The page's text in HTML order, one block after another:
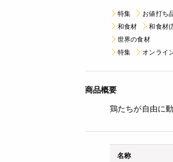
特集 お値打ち
和食材
和食材(
世界の食材
特集
オンライ
商品概要
鶏たちが自由に
名称